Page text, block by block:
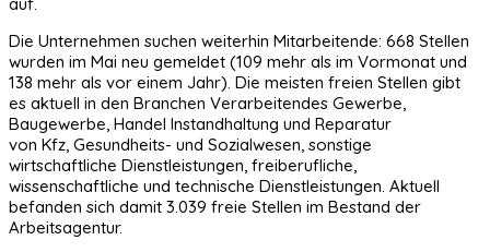
Die Unternehmen suchen weiterhin Mitarbeitende: 668 Stellen
wurden im Mai neu gemeldet (109 mehr als im Vormonat und
138 mehr als vor einem Jahr). Die meisten freien Stellen gibt
es aktuell in den Branchen Verarbeitendes Gewerbe,
Baugewerbe, Handel Instandhaltung und Reparatur
von Kfz, Gesundheits- und Sozialwesen, sonstige
wirtschaftliche Dienstleistungen, freiberufliche,
wissenschaftliche und technische Dienstleistungen. Aktuell
befanden sich damit 3.039 freie Stellen im Bestand der
Arbeitsagentur.